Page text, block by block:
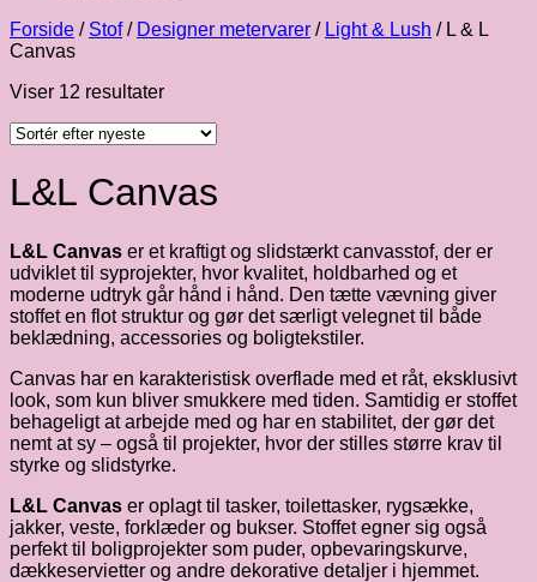
Forside / Stof / Designer metervarer / Light & Lush /L & L
Canvas
Viser 12 resultaterSorteret
seneste
L&L Canvas
L&L Canvas er et kraftigt og slidstærkt canvasstof, der er
udviklet til syprojekter, hvor kvalitet, holdbarhed og et
moderne udtryk går hånd i hånd. Den tætte vævning giver
stoffet en flot struktur og gør det særligt velegnet til både
beklædning, accessories og boligtekstiler.
Canvas har en karakteristisk overflade med et råt, eksklusivt
look, som kun bliver smukkere med tiden. Samtidig er stoffet
behageligt at arbejde med og har en stabilitet, der gør det
nemt at sy – også til projekter, hvor der stilles større krav til
styrke og slidstyrke.
L&L Canvas er oplagt til tasker, toilettasker, rygsække,
jakker, veste, forklæder og bukser. Stoffet egner sig også
perfekt til boligprojekter som puder, opbevaringskurve,
dækkeservietter og andre dekorative detaljer i hjemmet.